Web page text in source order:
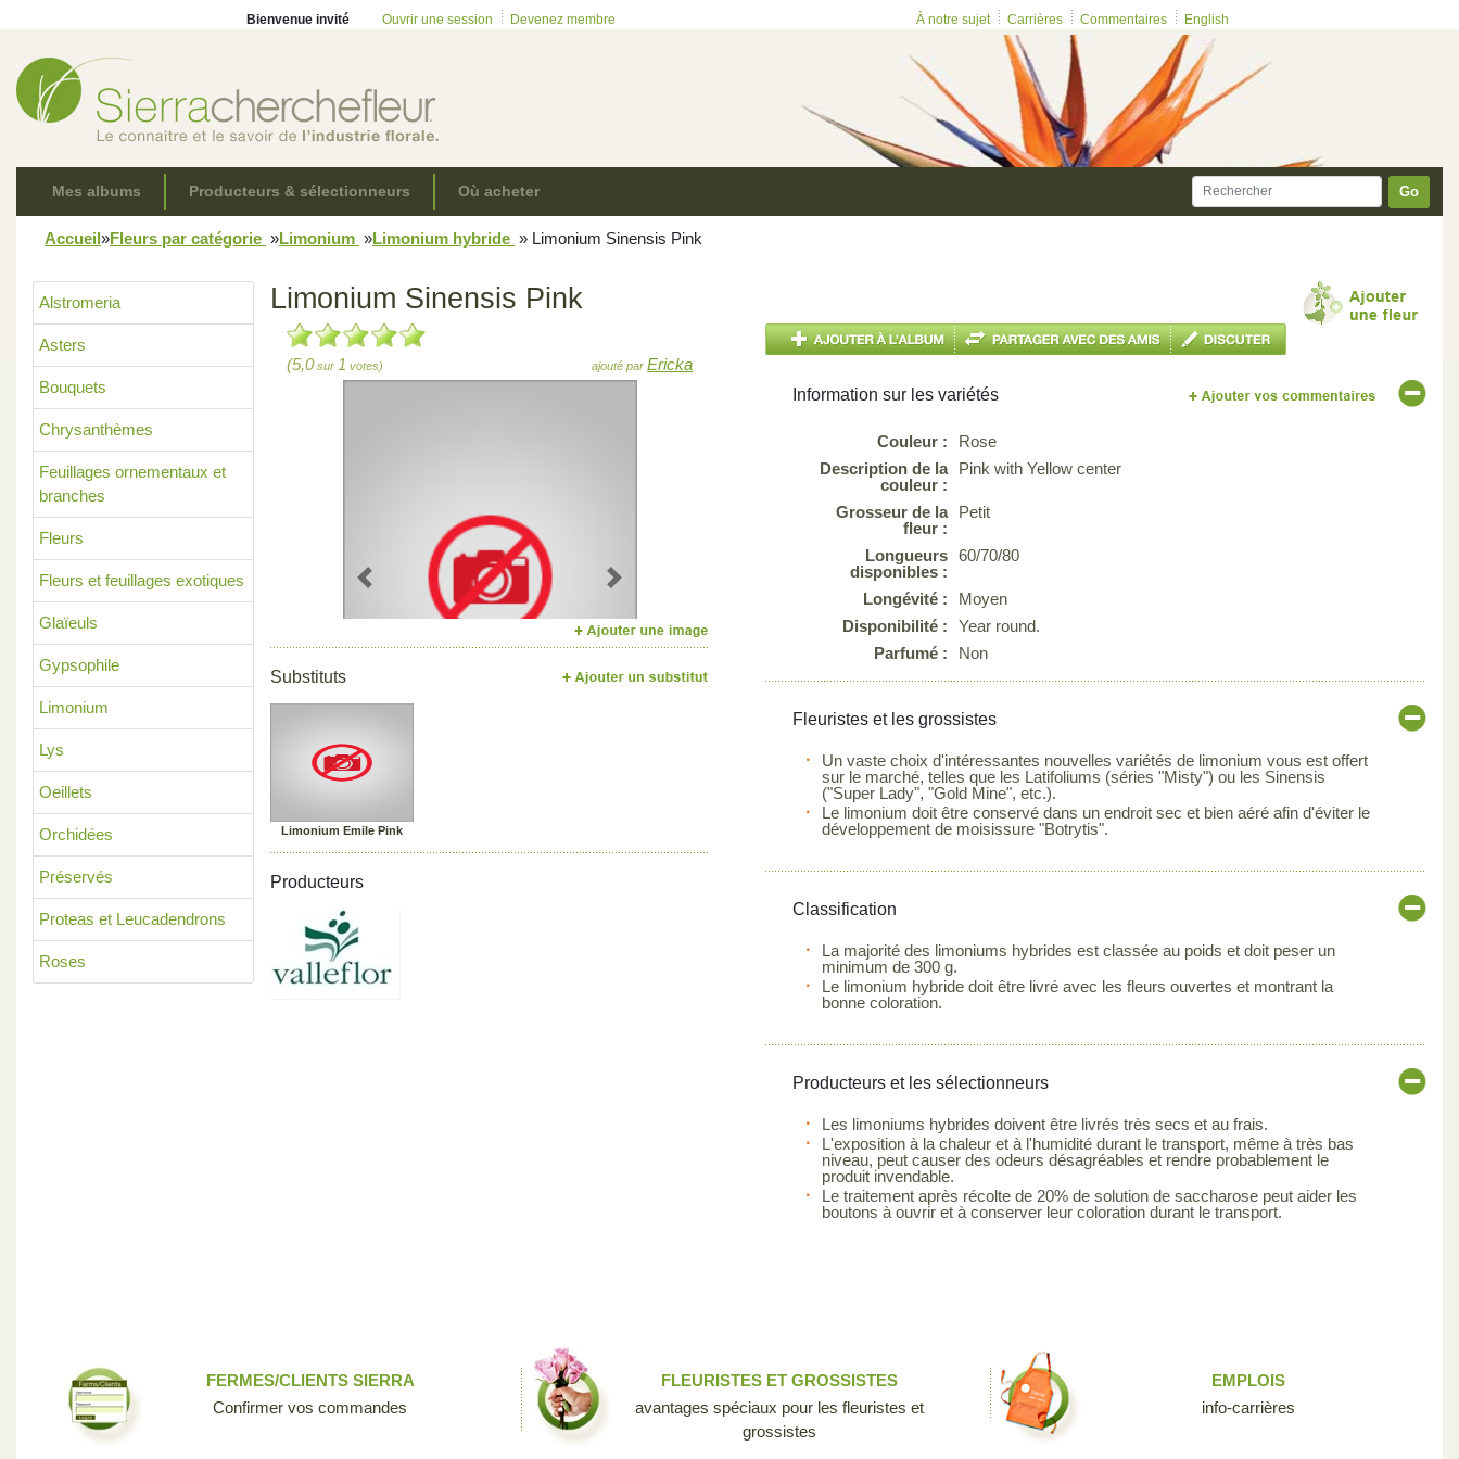
Bienvenue invité Ouvrir une session Devenez membre À notre sujet Carrières Commentaires English
Mes albums Producteurs & sélectionneurs Où acheter Go
Accueil»Fleurs par catégorie »Limonium »Limonium hybride » Limonium Sinensis Pink
Alstromeria
Asters
Bouquets
Chrysanthèmes
Feuillages ornementaux et
branches
Fleurs
Fleurs et feuillages exotiques
Glaïeuls
Gypsophile
Limonium
Lys
Oeillets
Orchidées
Préservés
Proteas et Leucadendrons
Roses
Limonium Sinensis Pink
(5,0sur 1 votes) ajouté parEricka
Previous Next
Substituts
Limonium Emile Pink
Producteurs
Information sur les variétés
Couleur :
Rose
Description de la
couleur :
Pink with Yellow center
Grosseur de la
fleur :
Petit
Longueurs
disponibles :
60/70/80
Longévité :
Moyen
Disponibilité :
Year round.
Parfumé :
Non
Fleuristes et les grossistes
Un vaste choix d'intéressantes nouvelles variétés de limonium vous est offert
sur le marché, telles que les Latifoliums (séries "Misty") ou les Sinensis
("Super Lady", "Gold Mine", etc.).
Le limonium doit être conservé dans un endroit sec et bien aéré afin d'éviter le
développement de moisissure "Botrytis".
Classification
La majorité des limoniums hybrides est classée au poids et doit peser un
minimum de 300 g.
Le limonium hybride doit être livré avec les fleurs ouvertes et montrant la
bonne coloration.
Producteurs et les sélectionneurs
Les limoniums hybrides doivent être livrés très secs et au frais.
L'exposition à la chaleur et à l'humidité durant le transport, même à très bas
niveau, peut causer des odeurs désagréables et rendre probablement le
produit invendable.
Le traitement après récolte de 20% de solution de saccharose peut aider les
boutons à ouvrir et à conserver leur coloration durant le transport.
FERMES/CLIENTS SIERRA
Confirmer vos commandes
FLEURISTES ET GROSSISTES
avantages spéciaux pour les fleuristes et
grossistes
EMPLOIS
info-carrières